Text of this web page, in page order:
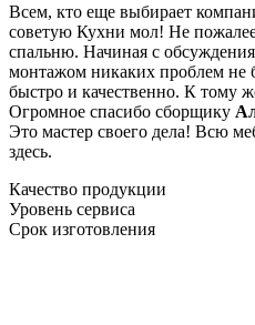
Всем, кто еще выбирает
советую Кухни мол! Не
спальню. Начиная с обсуждения
монтажом никаких проблем не
быстро и качественно. К тому
Огромное спасибо сборщику
Это мастер своего дела! Всю
здесь.
Качество продукции
Уровень сервиса
Срок изготовления